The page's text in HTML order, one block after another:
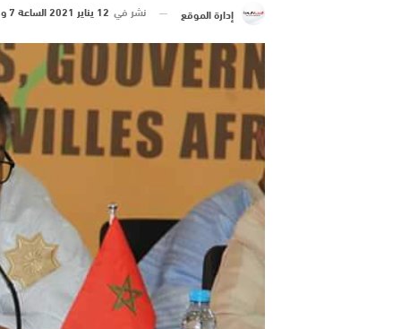
إدارة الموقع نشر في 12 يناير 2021 الساعة 7 و 18 دقيقة